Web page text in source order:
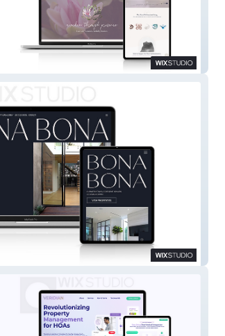
Conscious Leadership Institute